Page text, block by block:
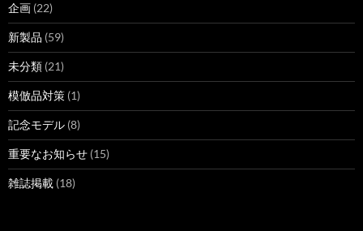
企画 (22)
新製品 (59)
未分類 (21)
模倣品対策 (1)
記念モデル (8)
重要なお知らせ (15)
雑誌掲載 (18)